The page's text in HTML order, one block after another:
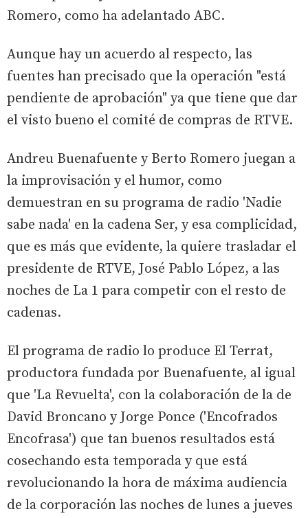
Romero, como ha adelantado ABC.
Aunque hay un acuerdo al respecto, las
fuentes han precisado que la operación "está
pendiente de aprobación" ya que tiene que dar
el visto bueno el comité de compras de RTVE.
Andreu Buenafuente y Berto Romero juegan a
la improvisación y el humor, como
demuestran en su programa de radio 'Nadie
sabe nada' en la cadena Ser, y esa complicidad,
que es más que evidente, la quiere trasladar el
presidente de RTVE, José Pablo López, a las
noches de La 1 para competir con el resto de
cadenas.
El programa de radio lo produce El Terrat,
productora fundada por Buenafuente, al igual
que 'La Revuelta', con la colaboración de la de
David Broncano y Jorge Ponce ('Encofrados
Encofrasa') que tan buenos resultados está
cosechando esta temporada y que está
revolucionando la hora de máxima audiencia
de la corporación las noches de lunes a jueves